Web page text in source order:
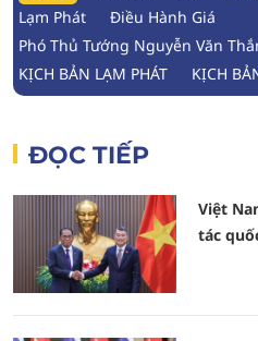
Lạm Phát
Điều Hành Giá
Phó Thủ Tướng Nguyễn Văn
KỊCH BẢN LẠM PHÁT
KỊCH
ĐỌC TIẾP
Việt
tác